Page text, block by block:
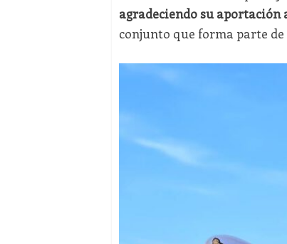
agradeciendo su aportación
conjunto que forma parte